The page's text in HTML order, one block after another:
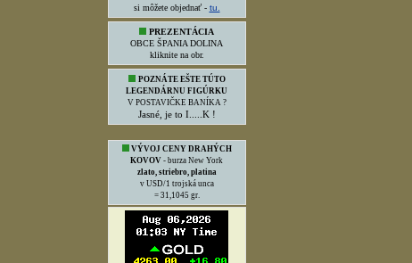
si môžete objednať - tu.
PREZENTÁCIA
OBCE ŠPANIA DOLINA
kliknite na obr.
POZNÁTE EŠTE TÚTO
LEGENDÁRNU FIGÚRKU
V POSTAVIČKE BANÍKA ?
Jasné, je to I.....K !
VÝVOJ CENY DRAHÝCH
KOVOV - burza New York
zlato, striebro, platina
v USD/1 trojská unca
= 31,1045 gr.